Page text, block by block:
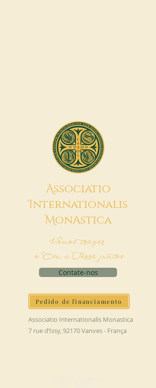
Associatio
Internationalis
MonAstica
Vamos trazer
o Céu à Terra juntos
Contate-nos
Pedido de financiamento
Associatio Internationalis Monastica
7 rue d’Issy, 92170 Vanves - França